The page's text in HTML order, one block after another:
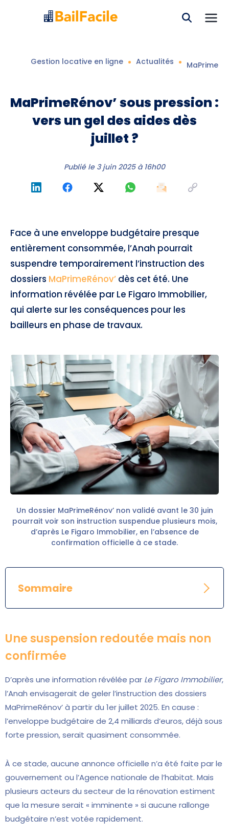
Gestion locative en ligne Actualités
MaPrimeRénov’ sous pression :
vers un gel des aides dès
juillet ?
Publié le 3 juin 2025 à 16h00
Face à une enveloppe budgétaire presque
entièrement consommée, l’Anah pourrait
suspendre temporairement l’instruction des
dossiers MaPrimeRénov’dès cet été. Une
information révélée par Le Figaro Immobilier,
qui alerte sur les conséquences pour les
bailleurs en phase de travaux.
Un dossier MaPrimeRénov’ non validé avant le 30 juin
pourrait voir son instruction suspendue plusieurs mois,
d’après Le Figaro Immobilier, en l’absence de
confirmation officielle à ce stade.
Sommaire
Une suspension redoutée mais non
confirmée
D’après une information révélée par Le Figaro Immobilier,
l’Anah envisagerait de geler l’instruction des dossiers
MaPrimeRénov’ à partir du 1er juillet 2025. En cause :
l’enveloppe budgétaire de 2,4 milliards d’euros, déjà sous
forte pression, serait quasiment consommée.
À ce stade, aucune annonce officielle n’a été faite par le
gouvernement ou l’Agence nationale de l’habitat. Mais
plusieurs acteurs du secteur de la rénovation estiment
que la mesure serait « imminente » si aucune rallonge
budgétaire n’est votée rapidement.